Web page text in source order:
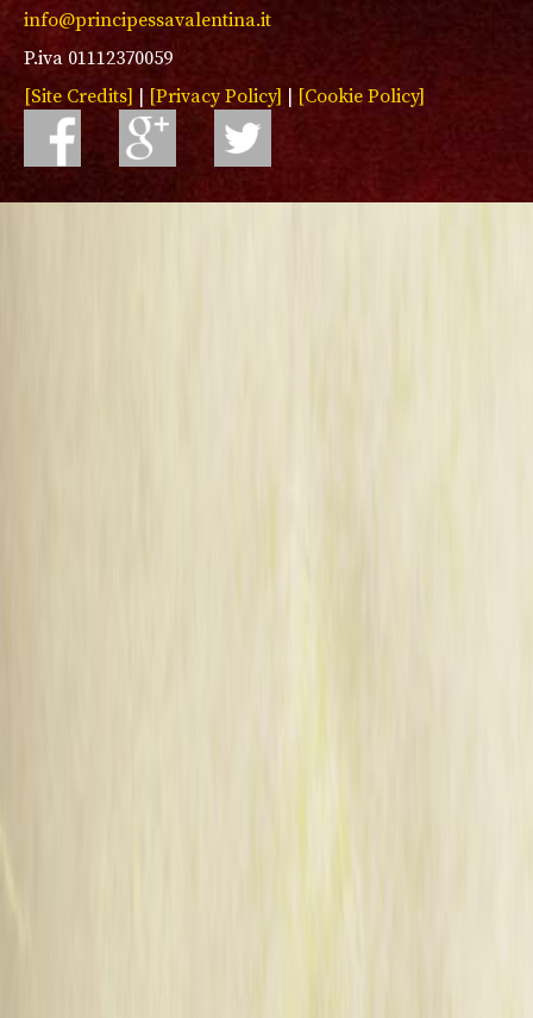
info@principessavalentina.it
P.iva 01112370059
[Site Credits] | [Privacy Policy] | [Cookie Policy]